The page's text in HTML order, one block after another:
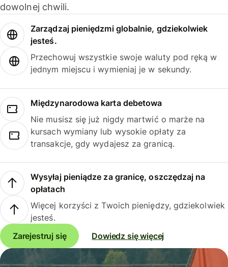
dowolnej chwili.
Zarządzaj pieniędzmi globalnie, gdziekolwiek
jesteś.
Przechowuj wszystkie swoje waluty pod ręką w
jednym miejscu i wymieniaj je w sekundy.
Międzynarodowa karta debetowa
Nie musisz się już nigdy martwić o marże na
kursach wymiany lub wysokie opłaty za
transakcje, gdy wydajesz za granicą.
Wysyłaj pieniądze za granicę, oszczędzaj na
opłatach
Więcej korzyści z Twoich pieniędzy, gdziekolwiek
jesteś.
Zarejestruj się
Dowiedz się więcej